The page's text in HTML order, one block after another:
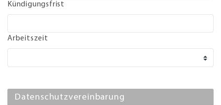
Kündigungsfrist
Arbeitszeit
Datenschutzvereinbarung